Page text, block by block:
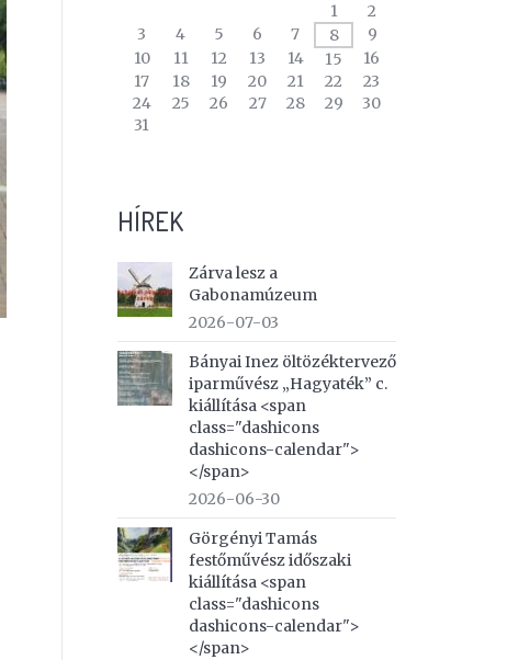
calendar
of
events
1
2
3
4 5 6 7 8
9
10
11 12 13 14 15
16
17
18 19 20 21 22
23
24
25 26 27 28 29
30
31
HÍREK
Zárva lesz a
Gabonamúzeum
2026-07-03
Bányai Inez öltözéktervező
iparművész „Hagyaték” c.
kiállítása <span
class="dashicons
dashicons-calendar">
</span>
2026-06-30
Görgényi Tamás
festőművész időszaki
kiállítása <span
class="dashicons
dashicons-calendar">
</span>